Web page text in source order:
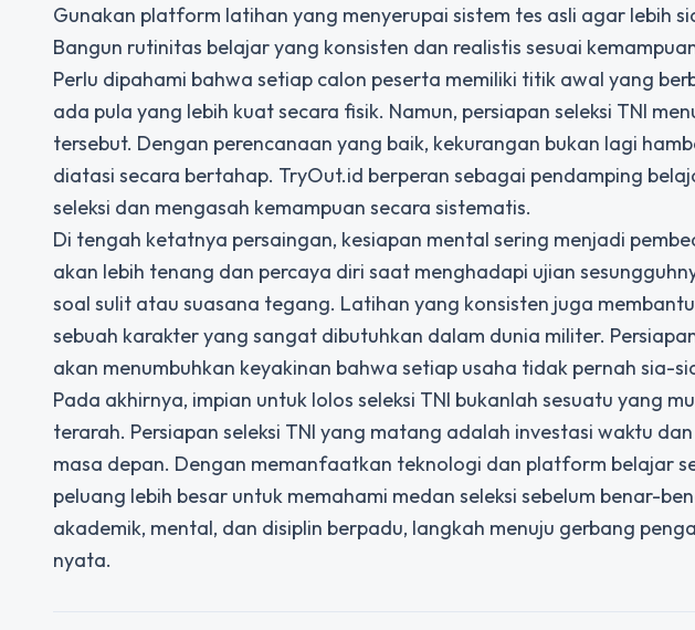
Gunakan platform latihan yang menyerupai sistem tes asli agar lebih
Bangun rutinitas belajar yang konsisten dan realistis sesuai
Perlu dipahami bahwa setiap calon peserta memiliki titik awal yang
ada pula yang lebih kuat secara fisik. Namun, persiapan seleksi TNI
tersebut. Dengan perencanaan yang baik, kekurangan bukan lagi
diatasi secara bertahap. TryOut.id berperan sebagai pendamping
seleksi dan mengasah kemampuan secara sistematis.
Di tengah ketatnya persaingan, kesiapan mental sering menjadi
akan lebih tenang dan percaya diri saat menghadapi ujian
soal sulit atau suasana tegang. Latihan yang konsisten juga
sebuah karakter yang sangat dibutuhkan dalam dunia militer.
akan menumbuhkan keyakinan bahwa setiap usaha tidak pernah sia-
Pada akhirnya, impian untuk lolos seleksi TNI bukanlah sesuatu yang
terarah. Persiapan seleksi TNI yang matang adalah investasi waktu
masa depan. Dengan memanfaatkan teknologi dan platform belajar
peluang lebih besar untuk memahami medan seleksi sebelum benar-
akademik, mental, dan disiplin berpadu, langkah menuju gerbang
nyata.